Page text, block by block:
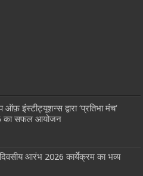
ऑफ़ इंस्टीट्यूशन्स द्वारा ‘प्रतिभा मंच’
का सफल आयोजन
आरंभ 2026 कार्येक्रम का भव्य